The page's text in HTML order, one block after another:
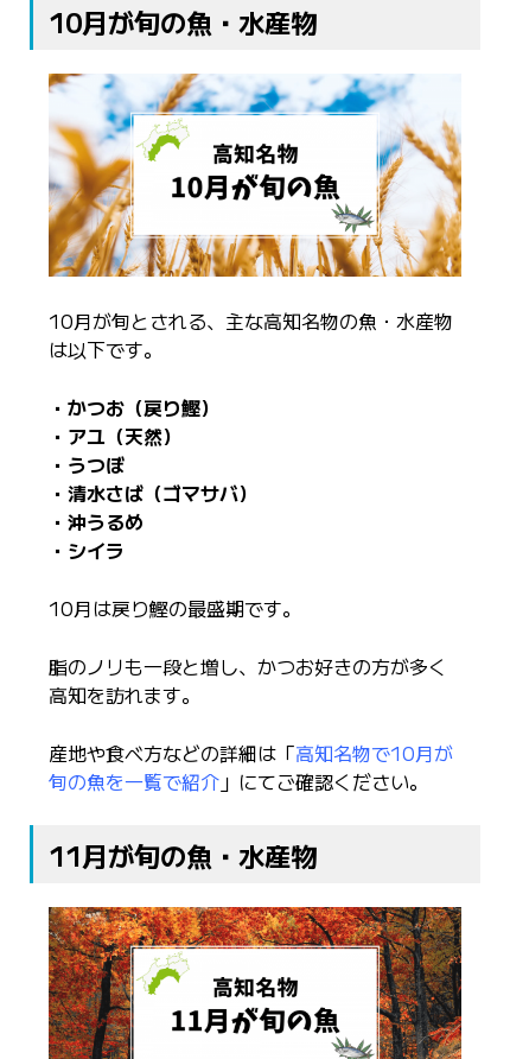
10月が旬の魚・水産物
10月が旬とされる、主な高知名物の魚・水産物
は以下です。
・かつお（戻り鰹）
・アユ（天然）
・うつぼ
・清水さば（ゴマサバ）
・沖うるめ
・シイラ
10月は戻り鰹の最盛期です。
脂のノリも一段と増し、かつお好きの方が多く
高知を訪れます。
産地や食べ方などの詳細は「高知名物で10月が
旬の魚を一覧で紹介 」にてご確認ください。
11月が旬の魚・水産物